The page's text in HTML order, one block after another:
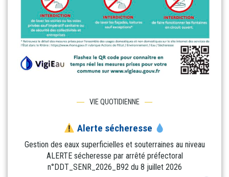
VIE QUOTIDIENNE
Alerte sécheresse
Gestion des eaux superficielles et souterraines au niveau
ALERTE sécheresse par arrêté préfectoral
n°DDT_SENR_2026_B92 du 8 juillet 2026